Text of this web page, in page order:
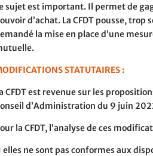
sujet est important. Il permet de
d’achat. La CFDT pousse, trop
la mise en place d’une
STATUTAIRES :
CFDT est revenue sur les
d’Administration du 9 juin
la CFDT, l’analyse de ces
elles ne sont pas conformes aux